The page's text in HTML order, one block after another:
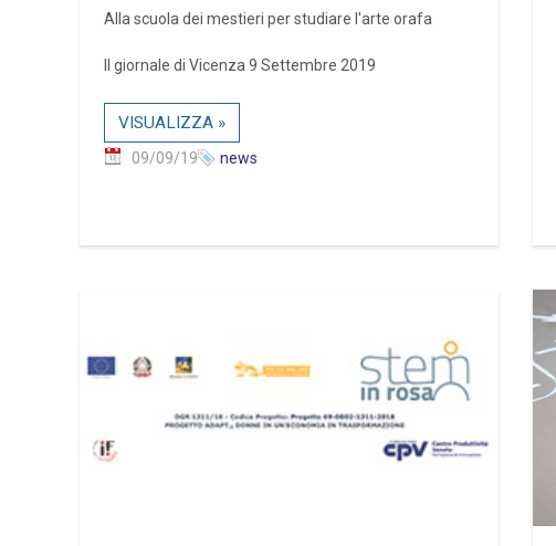
Alla scuola dei mestieri per studiare l'arte orafa
Il giornale di Vicenza 9 Settembre 2019
VISUALIZZA »
09/09/19 news